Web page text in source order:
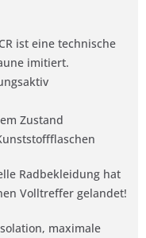
ist eine technische
imitiert.
Zustand
Radbekleidung hat
Volltreffer gelandet!
maximale